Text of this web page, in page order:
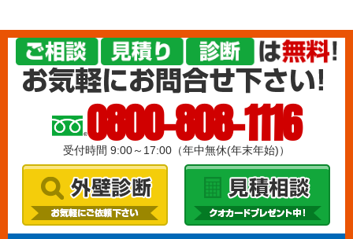
0800-808-1116
受付時間 9:00～17:00（年中無休(年末年始)）